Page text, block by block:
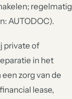
regelmatig
AUTODOC).
private of
in het
zorg van de
lease,